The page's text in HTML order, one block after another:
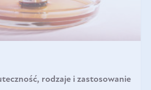
rodzaje i zastosowanie